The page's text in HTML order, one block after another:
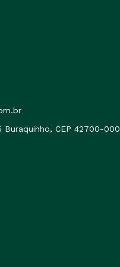
Buraquinho, CEP 42700-000